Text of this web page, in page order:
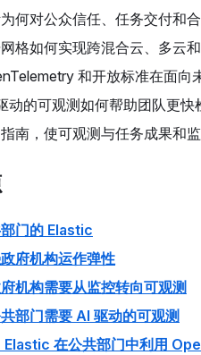
何对公众信任、任务交付和合
格如何实现跨混合云、多云
和开放标准在面向
动的可观测如何帮助团队更快
南，使可观测与任务成果和监
门的 Elastic
府机构运作弹性
机构需要从监控转向可观测
部门需要 AI 驱动的可观测
Elastic 在公共部门中利用